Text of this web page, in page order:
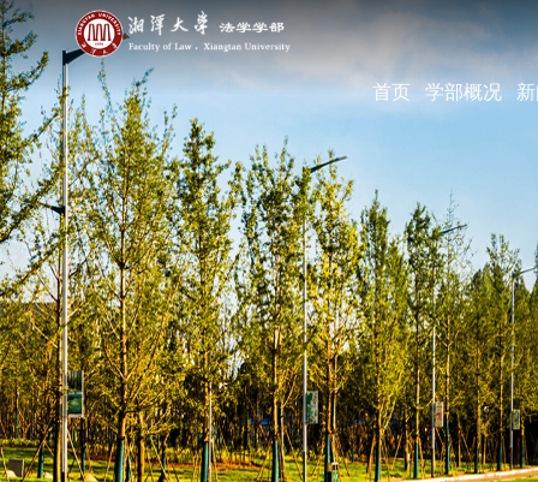
首页 学部概况
现任领导
机构设置
学部宣传片
部长寄语